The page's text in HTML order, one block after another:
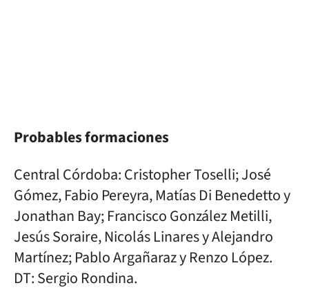
Probables formaciones
Central Córdoba: Cristopher Toselli; José
Gómez, Fabio Pereyra, Matías Di Benedetto y
Jonathan Bay; Francisco González Metilli,
Jesús Soraire, Nicolás Linares y Alejandro
Martínez; Pablo Argañaraz y Renzo López.
DT: Sergio Rondina.